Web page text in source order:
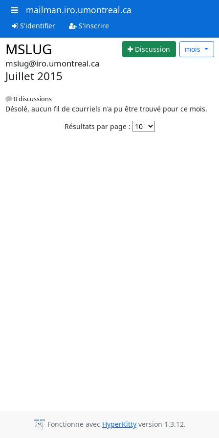
mailman.iro.umontreal.ca
S'identifier S'inscrire
MSLUG Discussion mois
mslug@iro.umontreal.ca
Juillet 2015
0 discussions
Désolé, aucun fil de courriels n'a pu être trouvé pour ce mois.
Résultats par page :
Fonctionne avec HyperKitty version 1.3.12.